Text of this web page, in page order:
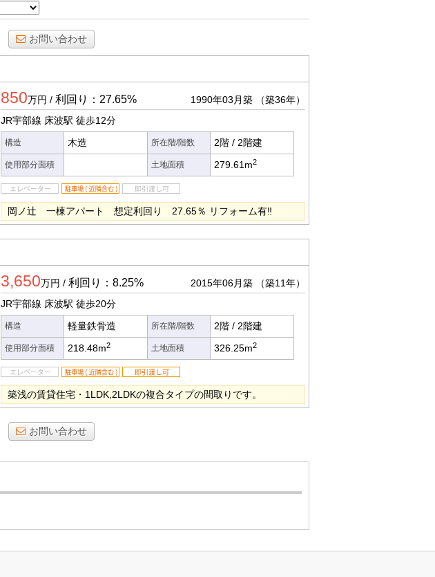
お問い合わせ
850万円 / 利回り：27.65% 1990年03月築
（築36年）
JR宇部線 床波駅 徒歩12分
構造 木造 所在階/階数 2階 / 2階建
使用部分面積 土地面積 279.61m2
岡ノ辻 一棟アパート 想定利回り 27.65％ リフォーム有‼
3,650万円 / 利回り：8.25% 2015年06月築
（築11年）
JR宇部線 床波駅 徒歩20分
構造 軽量鉄骨造 所在階/階数 2階 / 2階建
使用部分面積 218.48m2 土地面積 326.25m2
築浅の賃貸住宅・1LDK,2LDKの複合タイプの間取りです。
お問い合わせ